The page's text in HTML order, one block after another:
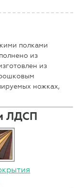
полками
из
из
ножках,
ЛДСП